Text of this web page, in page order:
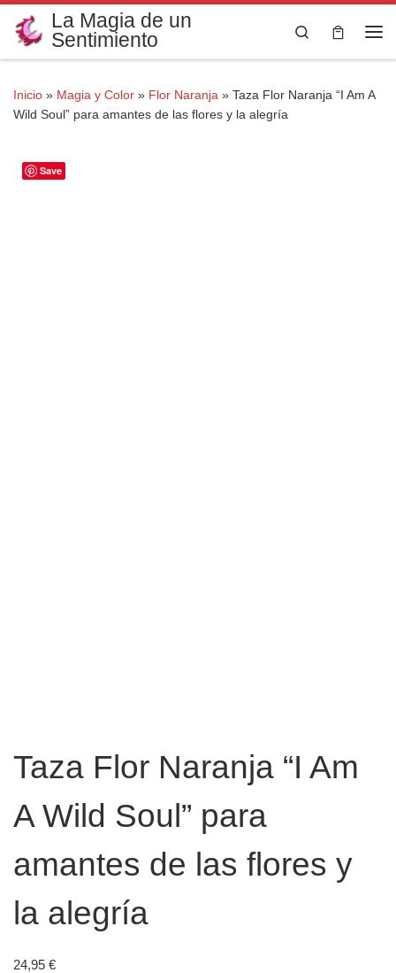
Saltar al contenido
La Magia de un
Sentimiento
Search
Inicio » Magia y Color » Flor Naranja » Taza Flor Naranja “I Am A
Wild Soul” para amantes de las flores y la alegría
Save
Taza Flor Naranja “I Am
A Wild Soul” para
amantes de las flores y
la alegría
24,95 €